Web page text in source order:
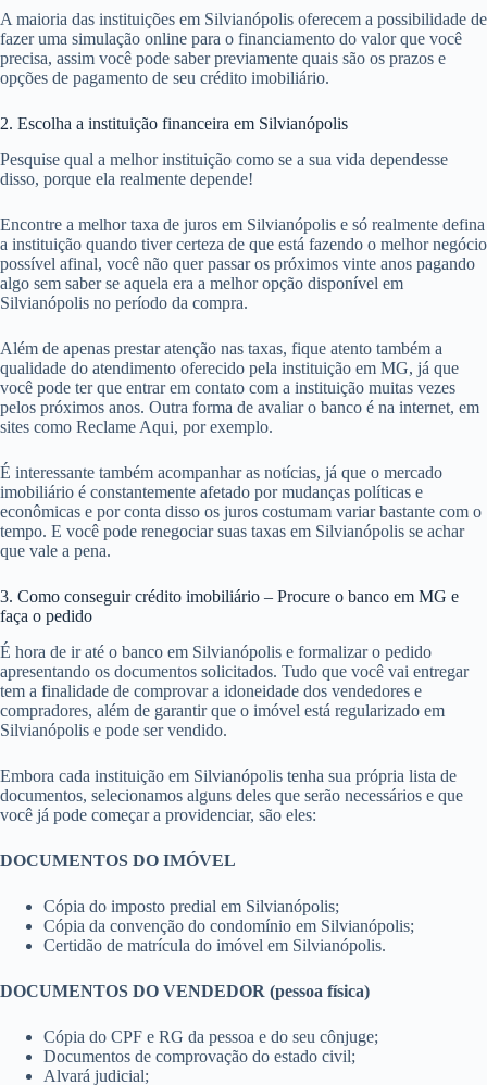
A maioria das instituições em Silvianópolis oferecem a possibilidade de
fazer uma simulação online para o financiamento do valor que você
precisa, assim você pode saber previamente quais são os prazos e
opções de pagamento de seu crédito imobiliário.
2. Escolha a instituição financeira em Silvianópolis
Pesquise qual a melhor instituição como se a sua vida dependesse
disso, porque ela realmente depende!
Encontre a melhor taxa de juros em Silvianópolis e só realmente defina
a instituição quando tiver certeza de que está fazendo o melhor negócio
possível afinal, você não quer passar os próximos vinte anos pagando
algo sem saber se aquela era a melhor opção disponível em
Silvianópolis no período da compra.
Além de apenas prestar atenção nas taxas, fique atento também a
qualidade do atendimento oferecido pela instituição em MG, já que
você pode ter que entrar em contato com a instituição muitas vezes
pelos próximos anos. Outra forma de avaliar o banco é na internet, em
sites como Reclame Aqui, por exemplo.
É interessante também acompanhar as notícias, já que o mercado
imobiliário é constantemente afetado por mudanças políticas e
econômicas e por conta disso os juros costumam variar bastante com o
tempo. E você pode renegociar suas taxas em Silvianópolis se achar
que vale a pena.
3. Como conseguir crédito imobiliário – Procure o banco em MG e
faça o pedido
É hora de ir até o banco em Silvianópolis e formalizar o pedido
apresentando os documentos solicitados. Tudo que você vai entregar
tem a finalidade de comprovar a idoneidade dos vendedores e
compradores, além de garantir que o imóvel está regularizado em
Silvianópolis e pode ser vendido.
Embora cada instituição em Silvianópolis tenha sua própria lista de
documentos, selecionamos alguns deles que serão necessários e que
você já pode começar a providenciar, são eles:
DOCUMENTOS DO IMÓVEL
Cópia do imposto predial em Silvianópolis;
Cópia da convenção do condomínio em Silvianópolis;
Certidão de matrícula do imóvel em Silvianópolis.
DOCUMENTOS DO VENDEDOR (pessoa física)
Cópia do CPF e RG da pessoa e do seu cônjuge;
Documentos de comprovação do estado civil;
Alvará judicial;